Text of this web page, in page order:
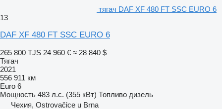
тягач DAF XF 480 FT SSC EURO 6
13
DAF XF 480 FT SSC EURO 6
265 800 TJS 24 960 € ≈ 28 840 $
Тягач
2021
556 911 км
Euro 6
Мощность 483 л.с. (355 кВт) Топливо дизель
Чехия, Ostrovačice u Brna